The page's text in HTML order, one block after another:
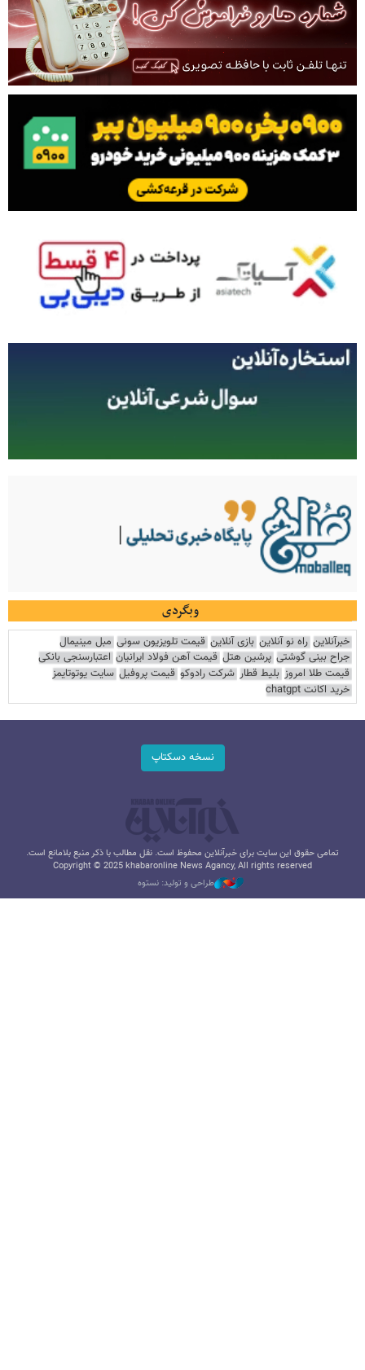
وبگردی
خبرآنلاین راه نو آنلاین بازی آنلاین قیمت تلویزیون سونی مبل مینیمال
جراح بینی گوشتی پرشین هتل قیمت آهن فولاد ایرانیان اعتبارسنجی بانکی
قیمت طلا امروز بلیط قطار شرکت رادوکو قیمت پروفیل سایت یوتوتایمز
خرید اکانت chatgpt
نسخه دسکتاپ
تمامی حقوق این سایت برای خبرآنلاین محفوظ است. نقل مطالب با ذکر منبع بلامانع است.
Copyright © 2025 khabaronline News Agancy, All rights reserved
طراحی و تولید: نستوه